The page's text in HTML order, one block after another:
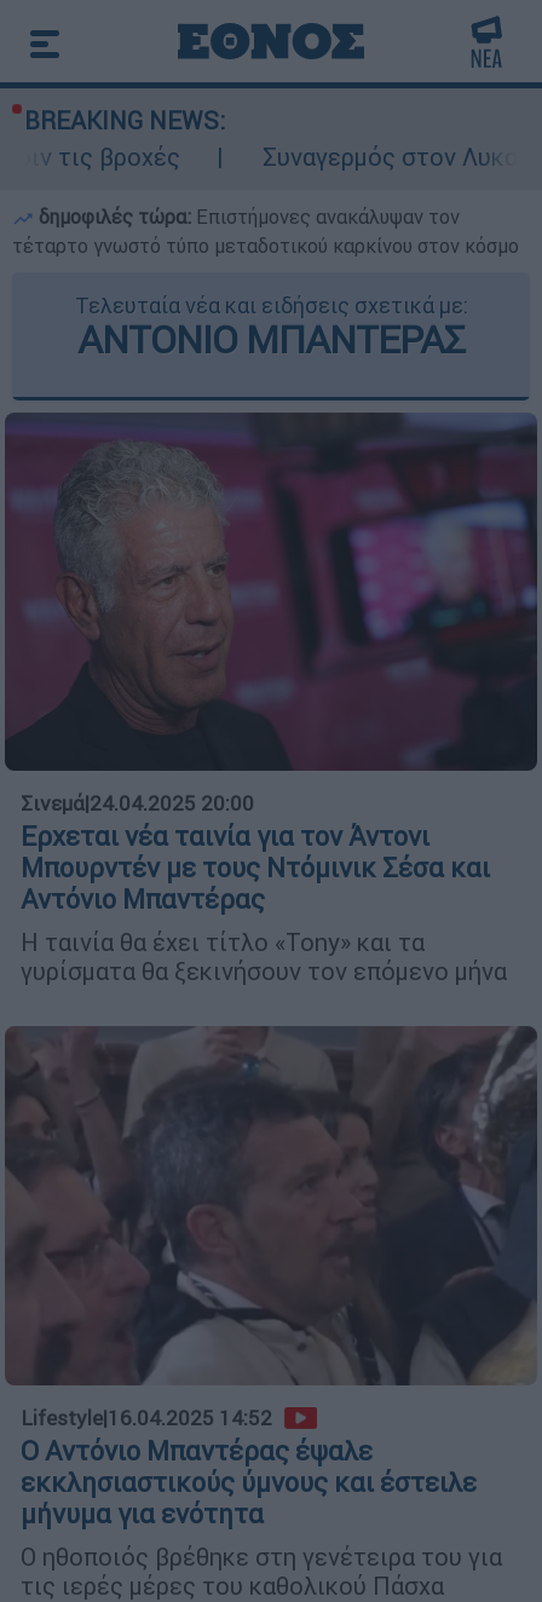
BREAKING NEWS:
Συναγερμός στον Λυκαβηττό:
δημοφιλές τώρα: Επιστήμονες ανακάλυψαν τον
τέταρτο γνωστό τύπο μεταδοτικού καρκίνου στον κόσμο
Τελευταία νέα και ειδήσεις σχετικά με:
ΑΝΤΟΝΙΟ ΜΠΑΝΤΕΡΑΣ
Σινεμά|24.04.2025 20:00
Ερχεται νέα ταινία για τον Άντονι
Μπουρντέν με τους Ντόμινικ Σέσα και
Αντόνιο Μπαντέρας
Η ταινία θα έχει τίτλο «Tony» και τα
γυρίσματα θα ξεκινήσουν τον επόμενο μήνα
Lifestyle|16.04.2025 14:52
Ο Αντόνιο Μπαντέρας έψαλε
εκκλησιαστικούς ύμνους και έστειλε
μήνυμα για ενότητα
Ο ηθοποιός βρέθηκε στη γενέτειρα του για
τις ιερές μέρες του καθολικού Πάσχα